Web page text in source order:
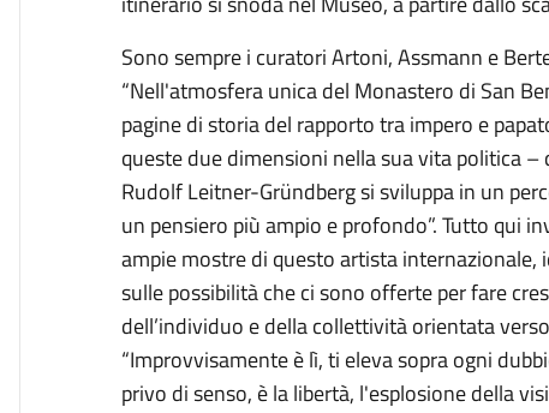
Sono sempre i curatori Artoni, Assmann e
“Nell'atmosfera unica del Monastero di San
pagine di storia del rapporto tra impero e
queste due dimensioni nella sua vita politica
Rudolf Leitner-Gründberg si sviluppa in un
un pensiero più ampio e profondo”. Tutto qui
ampie mostre di questo artista
sulle possibilità che ci sono offerte per fare
dell’individuo e della collettività orientata
“Improvvisamente è lì, ti eleva sopra ogni
privo di senso, è la libertà, l'esplosione della